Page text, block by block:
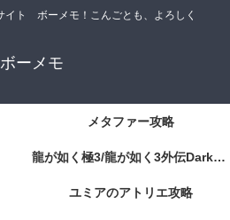
イト ボーメモ！こんごとも、よろしく
ボーメモ
メタファー攻略
龍が如く極3/龍が如く3外伝DarkTies攻略
ユミアのアトリエ攻略